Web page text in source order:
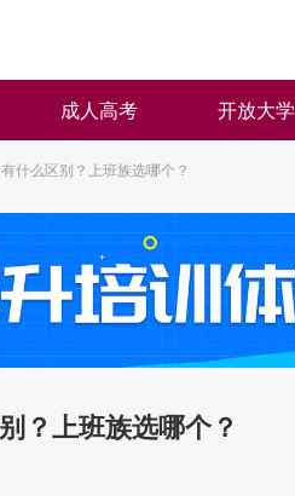
成人高考 开放大学
什么区别？上班族选哪个？
？上班族选哪个？